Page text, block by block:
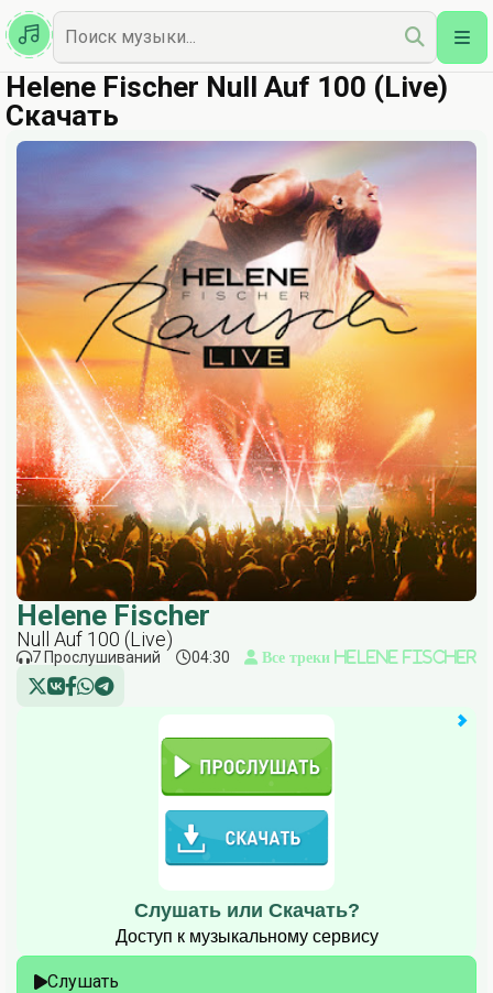
Казахская
Наш Топ
Helene Fischer Null Auf 100 (Live)
Скачать
Helene Fischer
Null Auf 100 (Live)
7 Прослушиваний 04:30 Все треки Helene Fischer
Слушать или Скачать?
Доступ к музыкальному сервису
Слушать